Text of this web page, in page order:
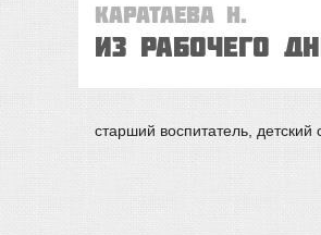
Каратаева Н.
Из рабочего
старший воспитатель,